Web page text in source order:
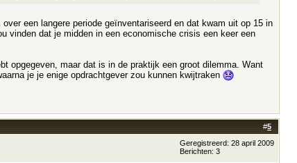
een langere periode geïnventariseerd en dat kwam uit op 15 in
vinden dat je midden in een economische crisis een keer een
opgegeven, maar dat is in de praktijk een groot dilemma. Want
je je enige opdrachtgever zou kunnen kwijtraken
#5
Geregistreerd: 28 april 2009
Berichten: 3